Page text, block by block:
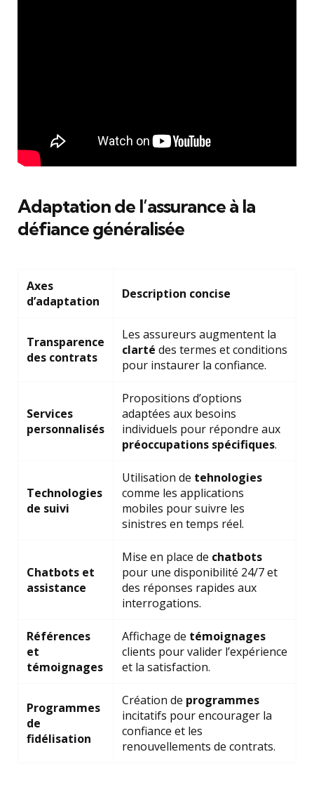
Adaptation de l’assurance à la
défiance généralisée
Axes
d’adaptation
Description concise
Transparence
des contrats
Les assureurs augmentent la
clarté des termes et conditions
pour instaurer la confiance.
Services
personnalisés
Propositions d’options
adaptées aux besoins
individuels pour répondre aux
préoccupations spécifiques.
Technologies
de suivi
Utilisation de tehnologies
comme les applications
mobiles pour suivre les
sinistres en temps réel.
Chatbots et
assistance
Mise en place de chatbots
pour une disponibilité 24/7 et
des réponses rapides aux
interrogations.
Références
et
témoignages
Affichage de témoignages
clients pour valider l’expérience
et la satisfaction.
Programmes
de
fidélisation
Création de programmes
incitatifs pour encourager la
confiance et les
renouvellements de contrats.